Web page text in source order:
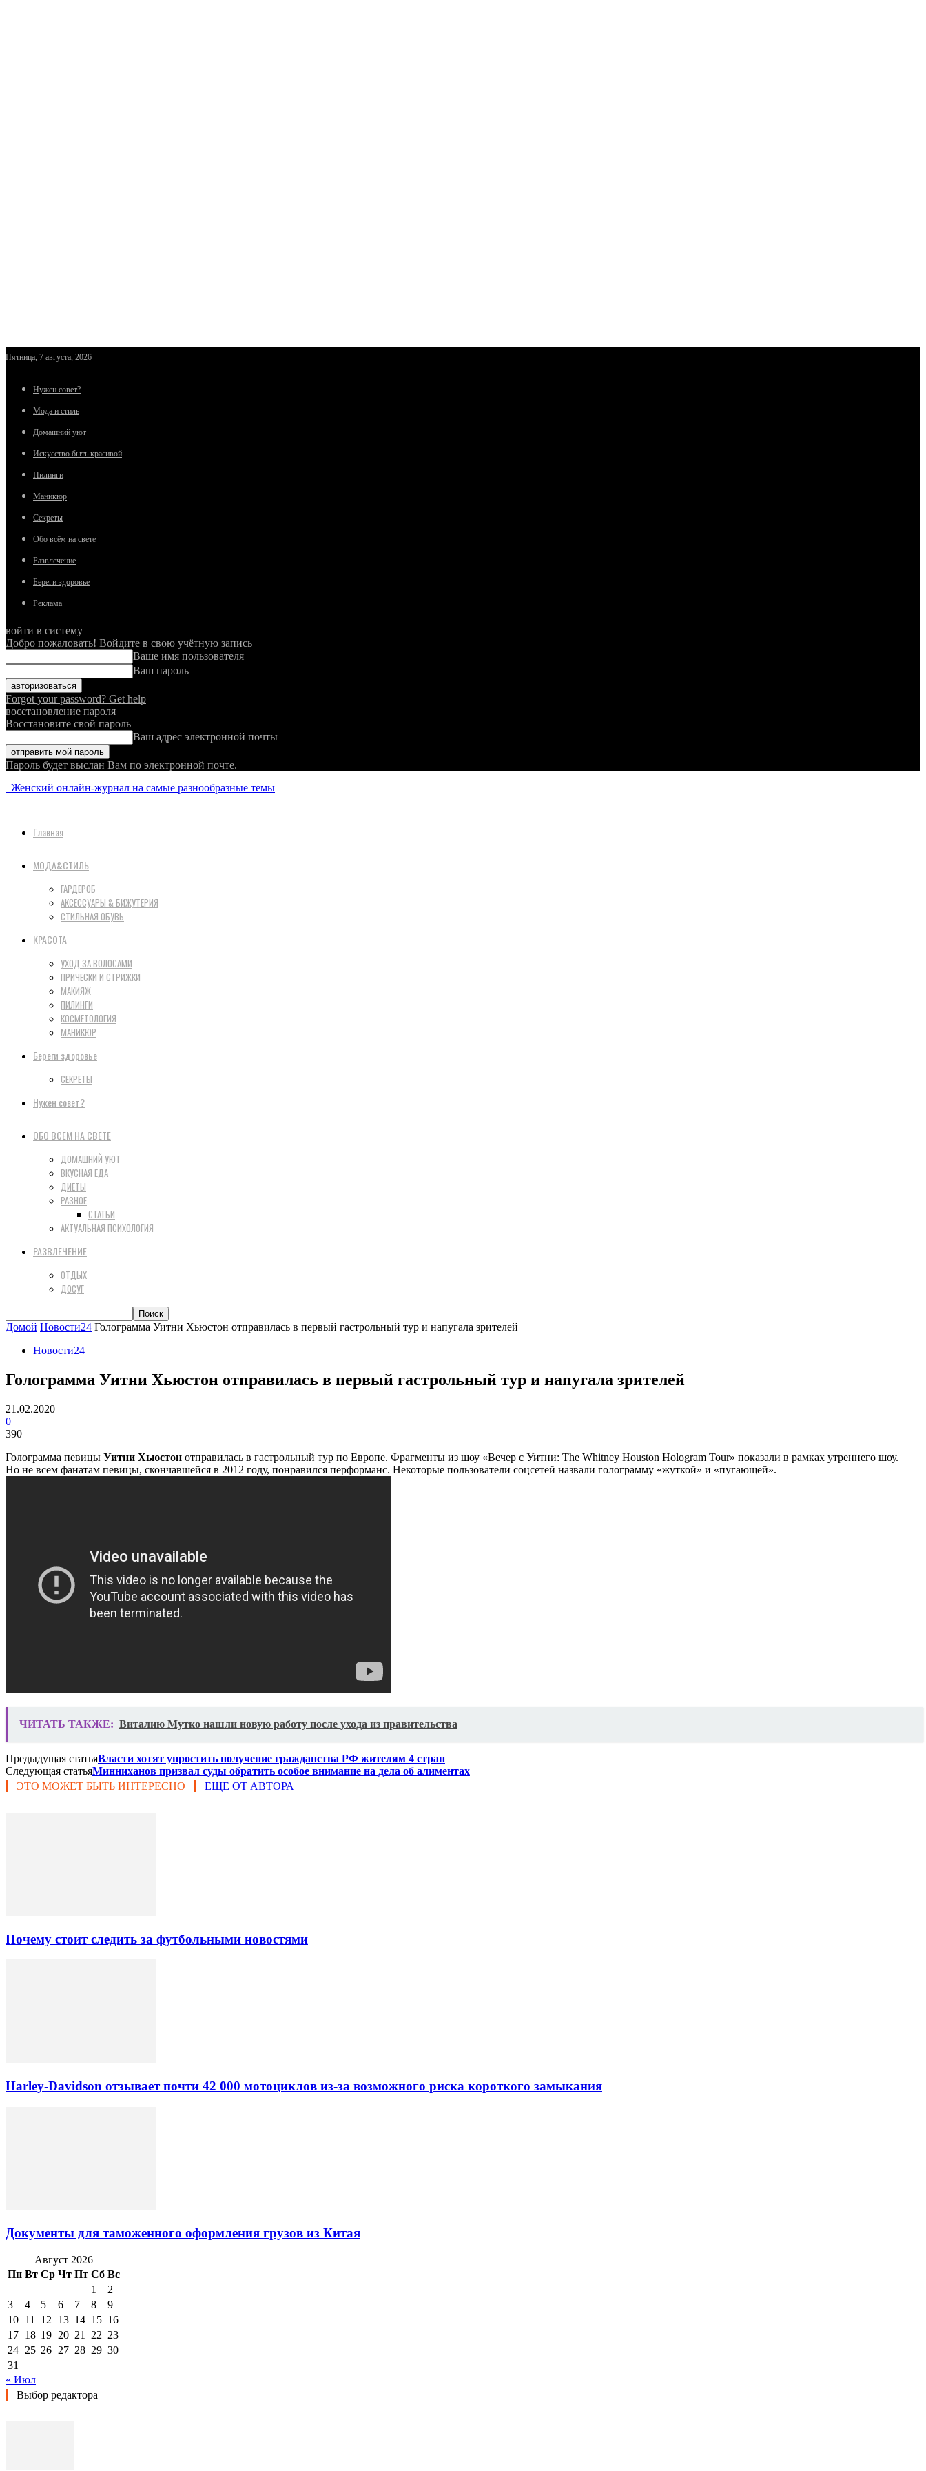
Пятница, 7 августа, 2026
Нужен совет?
Мода и стиль
Домашний уют
Искусство быть красивой
Пилинги
Маникюр
Секреты
Обо всём на свете
Развлечение
Береги здоровье
Реклама
войти в систему
Добро пожаловать! Войдите в свою учётную запись
Ваше имя пользователя
Ваш пароль
Forgot your password? Get help
восстановление пароля
Восстановите свой пароль
Ваш адрес электронной почты
Пароль будет выслан Вам по электронной почте.
Женский онлайн-журнал на самые разнообразные темы
Главная
МОДА&СТИЛЬ
ГАРДЕРОБ
АКСЕССУАРЫ & БИЖУТЕРИЯ
СТИЛЬНАЯ ОБУВЬ
КРАСОТА
УХОД ЗА ВОЛОСАМИ
ПРИЧЕСКИ И СТРИЖКИ
МАКИЯЖ
ПИЛИНГИ
КОСМЕТОЛОГИЯ
МАНИКЮР
Береги здоровье
СЕКРЕТЫ
Нужен совет?
ОБО ВСЕМ НА СВЕТЕ
ДОМАШНИЙ УЮТ
ВКУСНАЯ ЕДА
ДИЕТЫ
РАЗНОЕ
СТАТЬИ
АКТУАЛЬНАЯ ПСИХОЛОГИЯ
РАЗВЛЕЧЕНИЕ
ОТДЫХ
ДОСУГ
Домой Новости24 Голограмма Уитни Хьюстон отправилась в первый гастрольный тур и напугала зрителей
Новости24
Голограмма Уитни Хьюстон отправилась в первый гастрольный тур и напугала зрителей
21.02.2020
0
390
Голограмма певицы Уитни Хьюстон отправилась в гастрольный тур по Европе. Фрагменты из шоу «Вечер с Уитни: The Whitney Houston Hologram Tour» показали в рамках утреннего шоу.
Но не всем фанатам певицы, скончавшейся в 2012 году, понравился перформанс. Некоторые пользователи соцсетей назвали голограмму «жуткой» и «пугающей».
ЧИТАТЬ ТАКЖЕ: Виталию Мутко нашли новую работу после ухода из правительства
Предыдущая статьяВласти хотят упростить получение гражданства РФ жителям 4 стран
Следующая статьяМинниханов призвал суды обратить особое внимание на дела об алиментах
ЭТО МОЖЕТ БЫТЬ ИНТЕРЕСНО
ЕЩЕ ОТ АВТОРА
Почему стоит следить за футбольными новостями
Harley-Davidson отзывает почти 42 000 мотоциклов из-за возможного риска короткого замыкания
Документы для таможенного оформления грузов из Китая
Август 2026
Пн Вт Ср Чт Пт Сб Вс
1
2
3
4 5 6 7 8
9
10 11 12 13 14 15 16
17 18 19 20 21 22 23
24 25 26 27 28 29 30
31
« Июл
Выбор редактора